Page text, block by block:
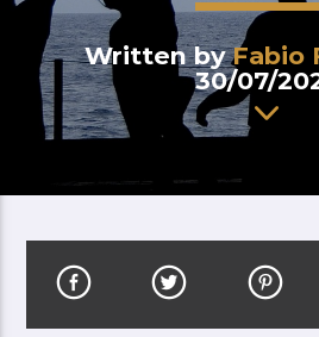
Written byFabio
30/07/